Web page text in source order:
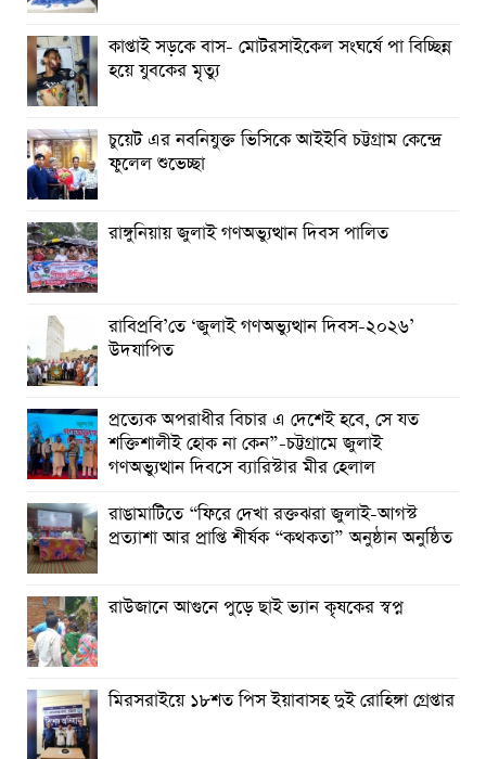
ব্রহ্মপুত্র নদে নিখোঁজ কৃষকের সন্ধান মেলেনি
রাঙ্গুনিয়ায় জুলাই গণঅভ্যুত্থান দিবস পালিত
পার্বতীপুরে জুলাই গণঅভ্যুত্থান দিবস পালন
আত্রাইয়ে যথাযোগ্য মর্যাদায় ‘জুলাই গণঅভ্যুত্থান দিবস’ পালিত
কাপ্তাই সড়কে বাস- মোটরসাইকেল সংঘর্ষে পা বিচ্ছিন্ন
হয়ে যুবকের মৃত্যু
চুয়েট এর নবনিযুক্ত ভিসিকে আইইবি চট্টগ্রাম কেন্দ্রে
ফুলেল শুভেচ্ছা
রাঙ্গুনিয়ায় জুলাই গণঅভ্যুত্থান দিবস পালিত
রাবিপ্রবি’তে ‘জুলাই গণঅভ্যুত্থান দিবস-২০২৬’
উদযাপিত
প্রত্যেক অপরাধীর বিচার এ দেশেই হবে, সে যত
শক্তিশালীই হোক না কেন”-চট্টগ্রামে জুলাই
গণঅভ্যুত্থান দিবসে ব্যারিস্টার মীর হেলাল
রাঙামাটিতে “ফিরে দেখা রক্তঝরা জুলাই-আগস্ট
প্রত্যাশা আর প্রাপ্তি শীর্ষক “কথকতা” অনুষ্ঠান অনুষ্ঠিত
রাউজানে আগুনে পুড়ে ছাই ভ্যান কৃষকের স্বপ্ন
মিরসরাইয়ে ১৮শত পিস ইয়াবাসহ দুই রোহিঙ্গা গ্রেপ্তার